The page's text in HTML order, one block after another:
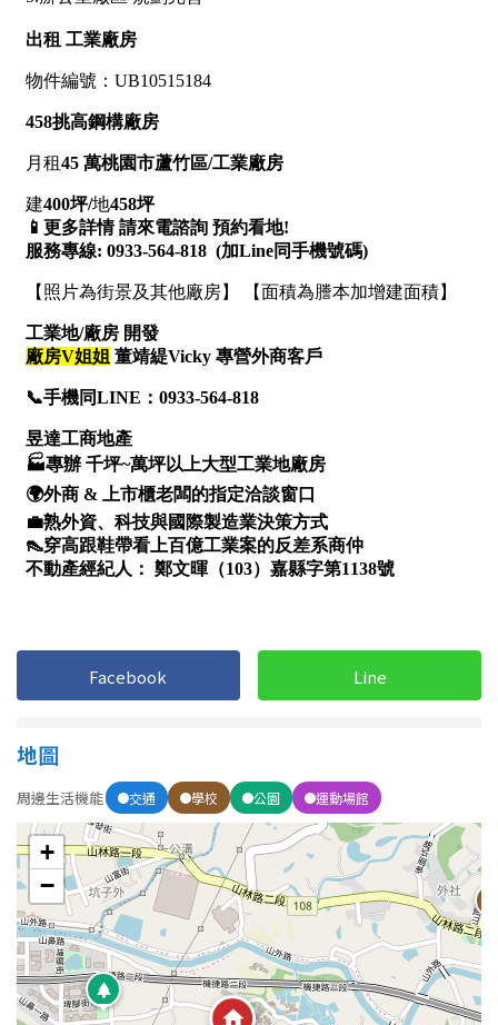
高雄市
屏東縣
台東縣
花蓮縣
金門連江
~
樓層
不拘
1樓 2樓
21樓以上
~
格局
2房
屋齡
不拘
5 年以下
5-10 年 10-20 年
20-30 年 30-40 年
Facebook Line
地圖
周邊生活機能 交通 學校 公園 運動場館
+
−